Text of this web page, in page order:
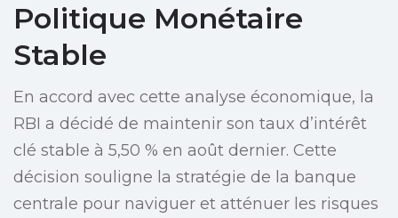
Politique Monétaire
Stable
En accord avec cette analyse économique, la
RBI a décidé de maintenir son taux d’intérêt
clé stable à 5,50 % en août dernier. Cette
décision souligne la stratégie de la banque
centrale pour naviguer et atténuer les risques